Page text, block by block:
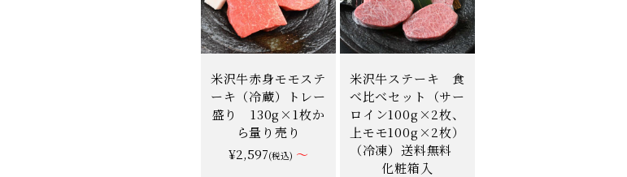
米沢牛赤身モモステ
ーキ（冷蔵）トレー
盛り 130g×1枚か
ら量り売り
¥2,597(税込) ～
米沢牛ステーキ 食
べ比べセット（サー
ロイン100g×2枚、
上モモ100g×2枚）
（冷凍）送料無料
化粧箱入